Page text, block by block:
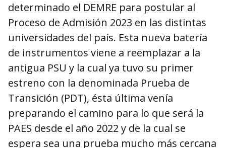
determinado el DEMRE para postular al
Proceso de Admisión 2023 en las distintas
universidades del país. Esta nueva batería
de instrumentos viene a reemplazar a la
antigua PSU y la cual ya tuvo su primer
estreno con la denominada Prueba de
Transición (PDT), ésta última venía
preparando el camino para lo que será la
PAES desde el año 2022 y de la cual se
espera sea una prueba mucho más cercana